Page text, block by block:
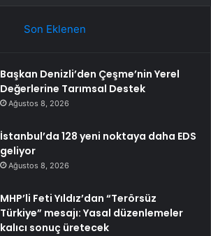
Son Eklenen
Başkan Denizli’den Çeşme’nin Yerel
Değerlerine Tarımsal Destek
Ağustos 8, 2026
İstanbul’da 128 yeni noktaya daha EDS
geliyor
Ağustos 8, 2026
MHP’li Feti Yıldız’dan “Terörsüz
Türkiye” mesajı: Yasal düzenlemeler
kalıcı sonuç üretecek